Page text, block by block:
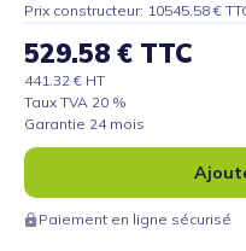
Prix constructeur: 10545.58 €
529.58 € TTC
441.32 € HT
Taux TVA 20 %
Garantie 24 mois
Paiement en ligne sécurisé